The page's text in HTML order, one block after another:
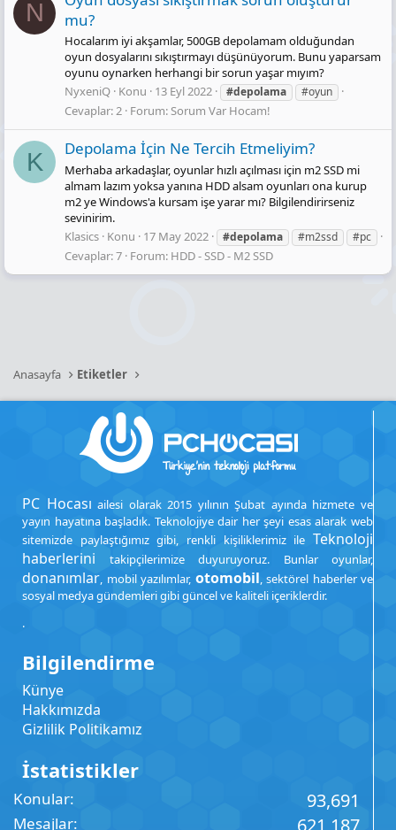
N
mu?
Hocalarım iyi akşamlar, 500GB depolamam olduğundan
oyun dosyalarını sıkıştırmayı düşünüyorum. Bunu yaparsam
oyunu oynarken herhangi bir sorun yaşar mıyım?
NyxeniQ Konu 13 Eyl 2022 #depolama #oyun
Cevaplar: 2 Forum:Sorum Var Hocam!
K Depolama İçin Ne Tercih Etmeliyim?
Merhaba arkadaşlar, oyunlar hızlı açılması için m2 SSD mi
almam lazım yoksa yanına HDD alsam oyunları ona kurup
m2 ye Windows'a kursam işe yarar mı? Bilgilendirirseniz
sevinirim.
Klasics Konu 17 May 2022 #depolama #m2ssd #pc
Cevaplar: 7 Forum: HDD - SSD - M2 SSD
Anasayfa Etiketler
PC Hocası ailesi olarak 2015 yılının Şubat ayında hizmete ve
yayın hayatına başladık. Teknolojiye dair her şeyi esas alarak web
sitemizde paylaştığımız gibi, renkli kişiliklerimiz ile Teknoloji
haberlerini takipçilerimize duyuruyoruz. Bunlar oyunlar,
donanımlar, mobil yazılımlar, otomobil, sektörel haberler ve
sosyal medya gündemleri gibi güncel ve kaliteli içeriklerdir.
.
Bilgilendirme
Künye
Hakkımızda
Gizlilik Politikamız
İstatistikler
Konular 93,691
Mesajlar 621,187